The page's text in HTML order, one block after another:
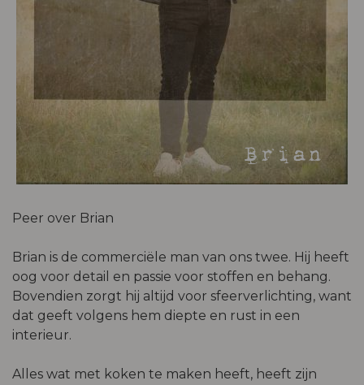
Brian
Peer over Brian
Brian is de commerciële man van ons twee. Hij heeft
oog voor detail en passie voor stoffen en behang.
Bovendien zorgt hij altijd voor sfeerverlichting, want
dat geeft volgens hem diepte en rust in een
interieur.
Alles wat met koken te maken heeft, heeft zijn